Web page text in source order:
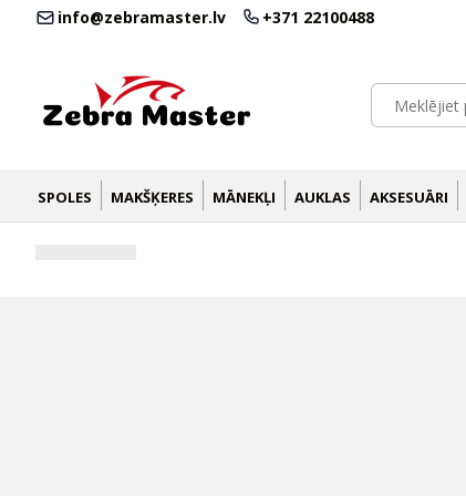
info@zebramaster.lv +371 22100488
SPOLES MAKŠĶERES MĀNEKĻI AUKLAS AKSESUĀRI